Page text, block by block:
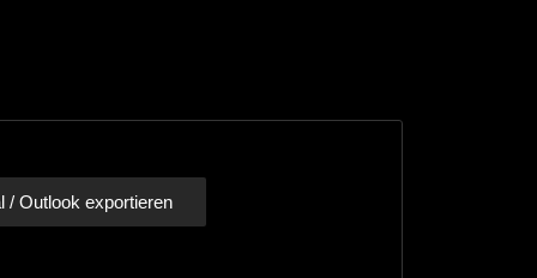
/ Outlook exportieren